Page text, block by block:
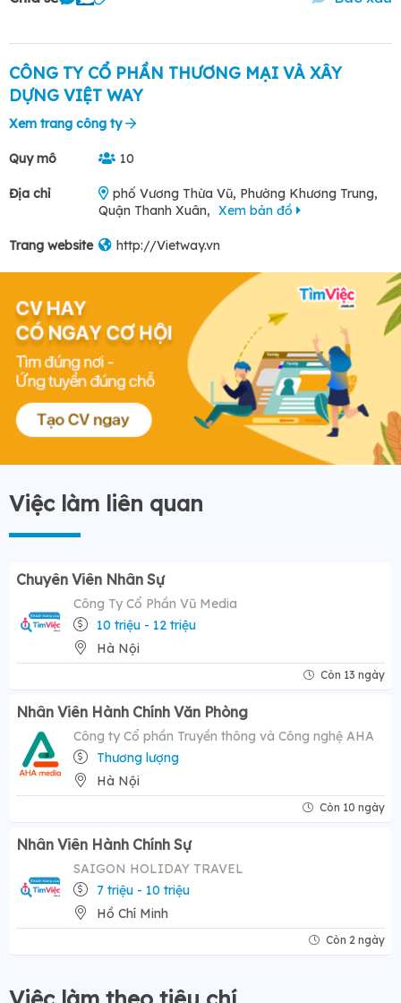
CÔNG TY CỔ PHẦN THƯƠNG MẠI VÀ XÂY
DỰNG VIỆT WAY
Xem trang công ty
Quy mô 10
Địa chỉ
phố Vương Thừa Vũ, Phường Khương Trung,
Quận Thanh Xuân, Xem bản đồ
Trang website http://Vietway.vn
Việc làm liên quan
Chuyên Viên Nhân Sự
Công Ty Cổ Phần Vũ Media
10 triệu - 12 triệu
Hà Nội
Còn 13 ngày
Nhân Viên Hành Chính Văn Phòng
Công ty Cổ phần Truyền thông và Công nghệ AHA
Thương lượng
Hà Nội
Còn 10 ngày
Nhân Viên Hành Chính Sự
SAIGON HOLIDAY TRAVEL
7 triệu - 10 triệu
Hồ Chí Minh
Còn 2 ngày